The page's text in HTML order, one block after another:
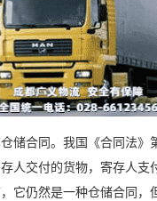
储合同。我国《合同法》
人交付的货物，寄存人支
它仍然是一种仓储合同，